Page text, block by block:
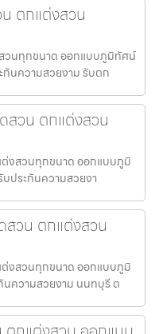
ตกแต่งสวน
วนทุกขนาด ออกแบบภูมิทัศน์
กันความสวยงาม รับตก
วน ตกแต่งสวน
งสวนทุกขนาด ออกแบบภูมิ
ประกันความสวยงา
สวน ตกแต่งสวน
งสวนทุกขนาด ออกแบบภูมิ
นความสวยงาม นนทบุรี ต